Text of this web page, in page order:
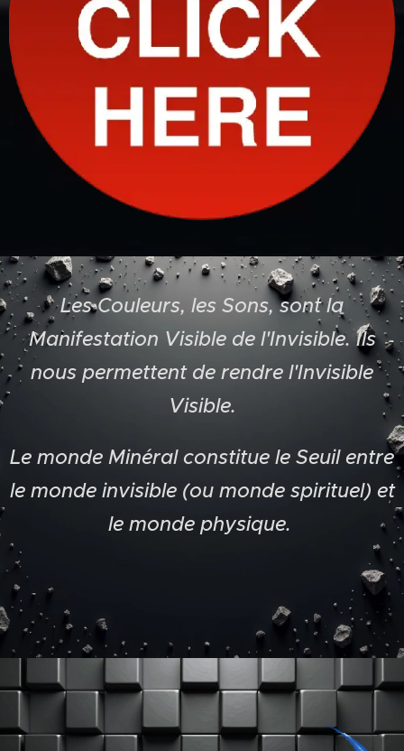
Les Couleurs, les Sons, sont la
Manifestation Visible de l'Invisible. Ils
nous permettent de rendre l'Invisible
Visible.
Le monde Minéral constitue le Seuil entre
le monde invisible (ou monde spirituel) et
le monde physique.